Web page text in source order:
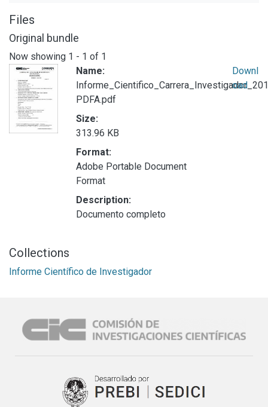
Files
Original bundle
Now showing 1 - 1 of 1
Name:
PDFA.pdf
Size:
313.96 KB
Format:
Adobe Portable Document
Format
Description:
Documento completo
Downl
oad
Collections
Informe Científico de Investigador